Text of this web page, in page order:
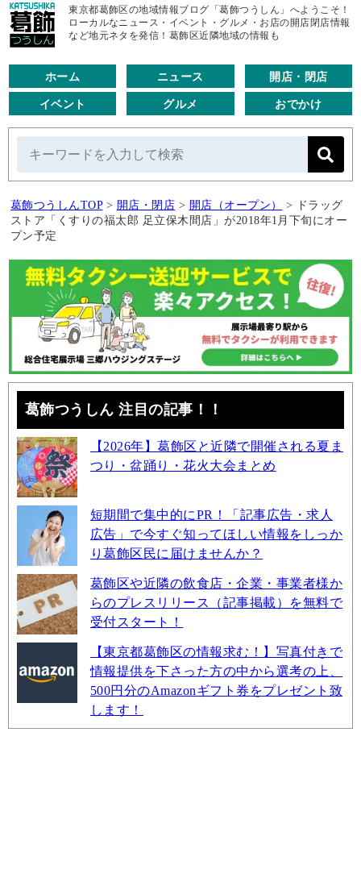
東京都葛飾区の地域情報ブログ「葛飾つうしん」へようこそ！
ローカルなニュース・イベント・グルメ・お店の開店閉店情報
など地元ネタを発信！葛飾区近隣地域の情報も
ホーム ニュース 開店・閉店
イベント グルメ おでかけ
葛飾つうしんTOP > 開店・閉店 > 開店（オープン） > ドラッグ
ストア「くすりの福太郎 足立保木間店」が2018年1月下旬にオー
プン予定
葛飾つうしん 注目の記事！！
【2026年】葛飾区と近隣で開催される夏ま
つり・盆踊り・花火大会まとめ
短期間で集中的にPR！「記事広告・求人
広告」で今すぐ知ってほしい情報をしっか
り葛飾区民に届けませんか？
葛飾区や近隣の飲食店・企業・事業者様か
らのプレスリリース（記事掲載）を無料で
受付スタート！
【東京都葛飾区の情報求む！】写真付きで
情報提供を下さった方の中から選考の上、
500円分のAmazonギフト券をプレゼント致
します！